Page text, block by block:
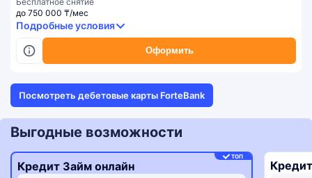
Оформить
до 750 000 ₸/мес
Подробные условия
Посмотреть дебетовые карты ForteBank
Выгодные возможности
ТОП
Кредит Займ онлайн